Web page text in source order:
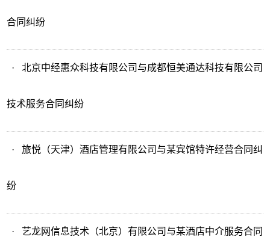
合同纠纷
·北京中经惠众科技有限公司与成都恒美通达科技有限公司
技术服务合同纠纷
·旅悦（天津）酒店管理有限公司与某宾馆特许经营合同纠
纷
· 艺龙网信息技术（北京）有限公司与某酒店中介服务合同